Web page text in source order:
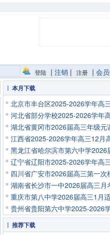
登陆 | 注销 | 注册 | 会
本月下载
北京市丰台区2025-2026学年高
河北省部分学校2025-2026学年
湖北省黄冈市2026届高三年级元
江西省2025-2026学年高三12月
黑龙江省哈尔滨市第六中学2026
辽宁省辽阳市2025-2026学年高
四川省广安市2026届高三第一次
湖南省长沙市一中2026届高三月
重庆市第八中学2026届高三1月
贵州省贵阳第六中学2025-2026
推荐下载